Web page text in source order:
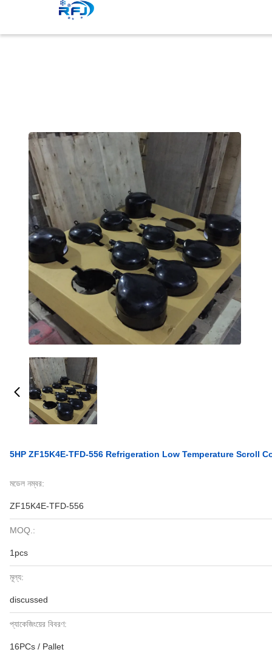
5HP ZF15K4E-TFD-556 Refrigeration Low Temperature Scroll
মডেল নম্বর:
ZF15K4E-TFD-556
MOQ.:
1pcs
মূল্য:
discussed
প্যাকেজিংয়ের বিবরণ:
16PCs / Pallet